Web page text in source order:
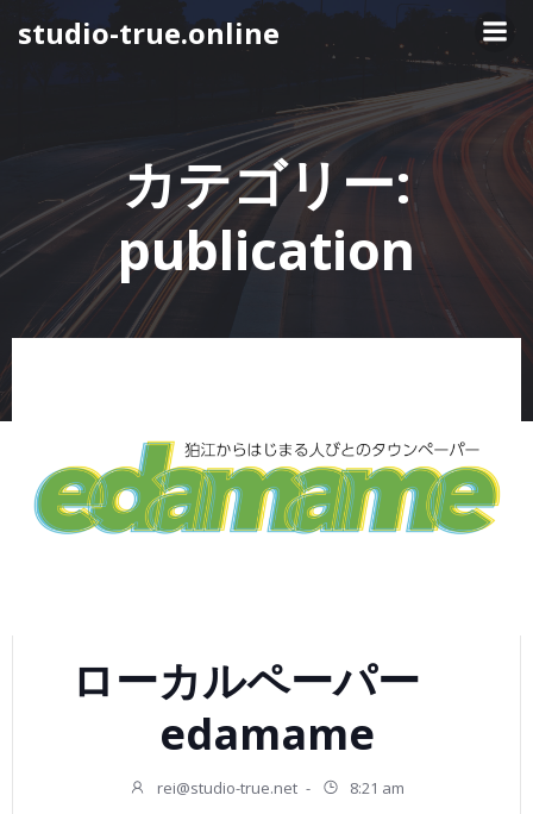
ン
ツ
へ
ス
キ
ッ
プ
studio-true.online
カテゴリー:
publication
ローカルペーパー
edamame
rei@studio-true.net - 8:21 am